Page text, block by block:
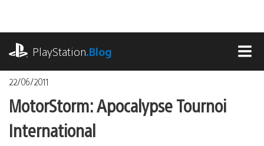
contenu
PlayStation.Blog
22/06/2011
MotorStorm: Apocalypse Tournoi
International